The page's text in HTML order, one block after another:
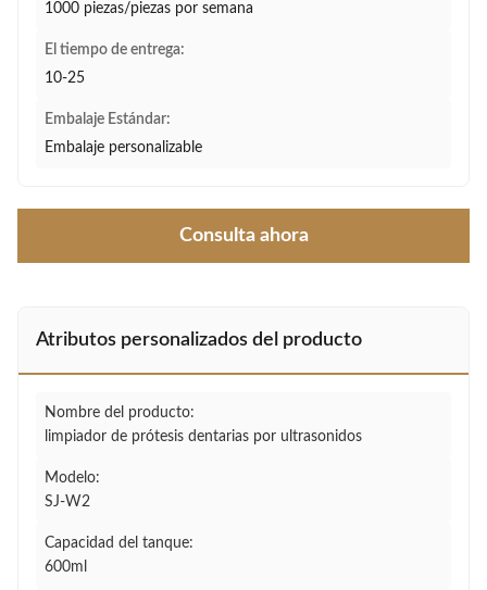
1000 piezas/piezas por semana
El tiempo de entrega:
10-25
Embalaje Estándar:
Embalaje personalizable
Consulta ahora
Atributos personalizados del producto
Nombre del producto:
limpiador de prótesis dentarias por ultrasonidos
Modelo:
SJ-W2
Capacidad del tanque:
600ml